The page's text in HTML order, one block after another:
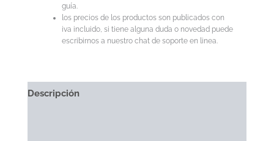
guía.
los precios de los productos son publicados con
iva incluido, si tiene alguna duda o novedad puede
escribirnos a nuestro chat de soporte en linea.
Descripción